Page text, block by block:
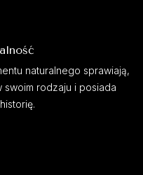
naturalnego sprawiają,
rodzaju i posiada